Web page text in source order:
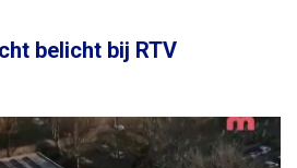
belicht bij RTV